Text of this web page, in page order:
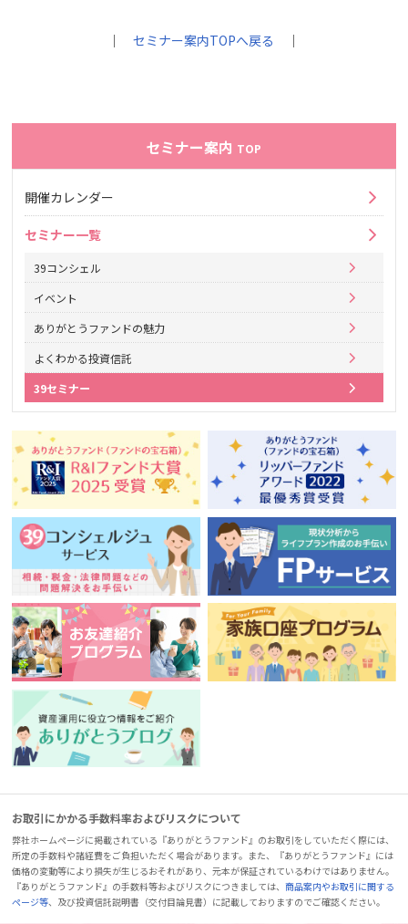
｜セミナー案内TOPへ戻る ｜
セミナー案内 TOP
開催カレンダー
セミナー一覧
39コンシェル
イベント
ありがとうファンドの魅力
よくわかる投資信託
39セミナー
お取引にかかる手数料率およびリスクについて
弊社ホームページに掲載されている『ありがとうファンド』のお取引をしていただく際には、
所定の手数料や諸経費をご負担いただく場合があります。また、『ありがとうファンド』には
価格の変動等により損失が生じるおそれがあり、元本が保証されているわけではありません。
『ありがとうファンド』の手数料等およびリスクにつきましては、商品案内やお取引に関する
ページ等、及び投資信託説明書（交付目論見書）に記載しておりますのでご確認ください。